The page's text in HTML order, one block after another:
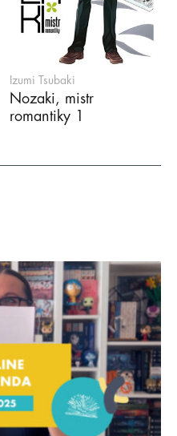
Izumi Tsubaki
Nozaki, mistr
romantiky 1